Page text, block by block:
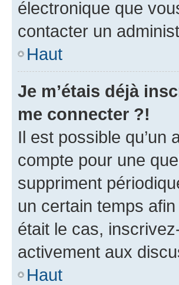
électronique que
contacter un
Haut
Je m’étais déjà
me connecter ?!
Il est possible
compte pour une
suppriment
un certain temps
était le cas,
activement aux
Haut